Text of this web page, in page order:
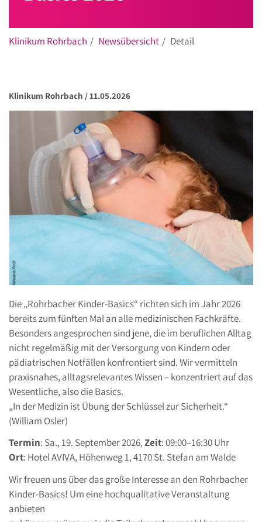
Klinikum Rohrbach Newsübersicht Detail
Klinikum Rohrbach /11.05.2026
Die „Rohrbacher Kinder-Basics“ richten sich im Jahr 2026
bereits zum fünften Mal an alle medizinischen Fachkräfte.
Besonders angesprochen sind jene, die im beruflichen Alltag
nicht regelmäßig mit der Versorgung von Kindern oder
pädiatrischen Notfällen konfrontiert sind. Wir vermitteln
praxisnahes, alltagsrelevantes Wissen – konzentriert auf das
Wesentliche, also die Basics.
„In der Medizin ist Übung der Schlüssel zur Sicherheit.“
(William Osler)
Termin: Sa., 19. September 2026,Zeit: 09:00–16:30 Uhr
Ort: Hotel AVIVA, Höhenweg 1, 4170 St. Stefan am Walde
Wir freuen uns über das große Interesse an den Rohrbacher
Kinder-Basics! Um eine hochqualitative Veranstaltung
anbieten